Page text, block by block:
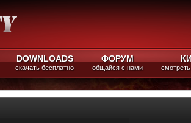
DOWNLOADS
скачать бесплатно
ФОРУМ
общайся с нами